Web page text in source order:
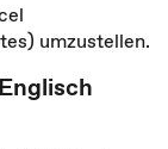
umzustellen.